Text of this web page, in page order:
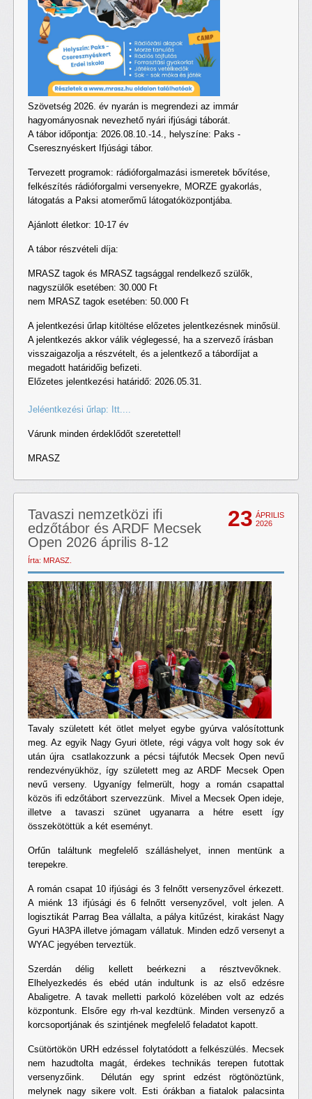
Szövetség 2026. év nyarán is megrendezi az immár
hagyományosnak nevezhető nyári ifjúsági táborát.
A tábor időpontja: 2026.08.10.-14., helyszíne: Paks -
Cseresznyéskert Ifjúsági tábor.
Tervezett programok: rádióforgalmazási ismeretek bővítése,
felkészítés rádióforgalmi versenyekre, MORZE gyakorlás,
látogatás a Paksi atomerőmű látogatóközpontjába.
Ajánlott életkor: 10-17 év
A tábor részvételi díja:
MRASZ tagok és MRASZ tagsággal rendelkező szülők,
nagyszülők esetében: 30.000 Ft
nem MRASZ tagok esetében: 50.000 Ft
A jelentkezési űrlap kitöltése előzetes jelentkezésnek minősül.
A jelentkezés akkor válik véglegessé, ha a szervező írásban
visszaigazolja a részvételt, és a jelentkező a tábordíjat a
megadott határidőig befizeti.
Előzetes jelentkezési határidő: 2026.05.31.
Jeléentkezési űrlap: Itt....
Várunk minden érdeklődőt szeretettel!
MRASZ
23 ÁPRILIS
2026
Tavaszi nemzetközi ifi
edzőtábor és ARDF Mecsek
Open 2026 április 8-12
Írta: MRASZ.
Tavaly született két ötlet melyet egybe gyúrva valósítottunk
meg. Az egyik Nagy Gyuri ötlete, régi vágya volt hogy sok év
után újra csatlakozzunk a pécsi tájfutók Mecsek Open nevű
rendezvényükhöz, így született meg az ARDF Mecsek Open
nevű verseny. Ugyanígy felmerült, hogy a román csapattal
közös ifi edzőtábort szervezzünk. Mivel a Mecsek Open ideje,
illetve a tavaszi szünet ugyanarra a hétre esett így
összekötöttük a két eseményt.
Orfűn találtunk megfelelő szálláshelyet, innen mentünk a
terepekre.
A román csapat 10 ifjúsági és 3 felnőtt versenyzővel érkezett.
A miénk 13 ifjúsági és 6 felnőtt versenyzővel, volt jelen. A
logisztikát Parrag Bea vállalta, a pálya kitűzést, kirakást Nagy
Gyuri HA3PA illetve jómagam vállatuk. Minden edző versenyt a
WYAC jegyében terveztük.
Szerdán délig kellett beérkezni a résztvevőknek.
Elhelyezkedés és ebéd után indultunk is az első edzésre
Abaligetre. A tavak melletti parkoló közelében volt az edzés
központunk. Elsőre egy rh-val kezdtünk. Minden versenyző a
korcsoportjának és szintjének megfelelő feladatot kapott.
Csütörtökön URH edzéssel folytatódott a felkészülés. Mecsek
nem hazudtolta magát, érdekes technikás terepen futottak
versenyzőink. Délután egy sprint edzést rögtönöztünk,
melynek nagy sikere volt. Esti órákban a fiatalok palacsinta